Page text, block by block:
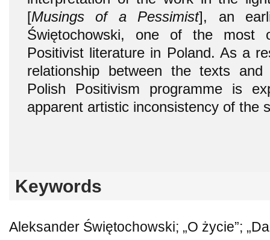
[Musings of a Pessimist], an
Świętochowski, one of the most
Positivist literature in Poland. As a
relationship between the texts
Polish Positivism programme is
apparent artistic inconsistency of the
Keywords
Aleksander Świętochowski; „O życie”;